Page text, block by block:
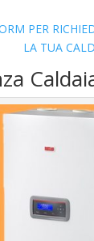
PER
LA TUA